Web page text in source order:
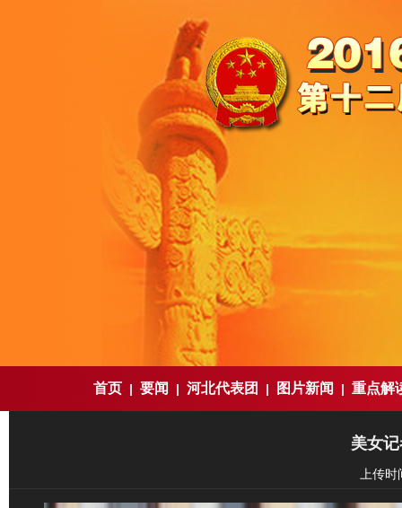
首页 | 要闻 | 河北代表团 | 图片新闻 | 重点解
美女
上传